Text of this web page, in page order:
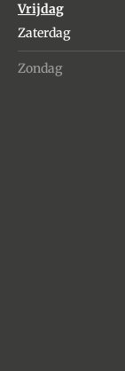
Vrijdag
Zaterdag
Zondag